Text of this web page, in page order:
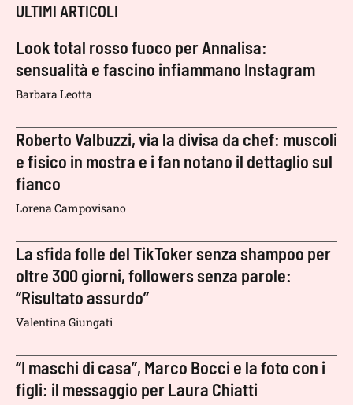
ULTIMI ARTICOLI
Look total rosso fuoco per Annalisa:
sensualità e fascino infiammano Instagram
Barbara Leotta
Roberto Valbuzzi, via la divisa da chef: muscoli
e fisico in mostra e i fan notano il dettaglio sul
fianco
Lorena Campovisano
La sfida folle del TikToker senza shampoo per
oltre 300 giorni, followers senza parole:
“Risultato assurdo”
Valentina Giungati
“I maschi di casa”, Marco Bocci e la foto con i
figli: il messaggio per Laura Chiatti